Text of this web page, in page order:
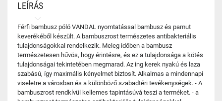
LEÍRÁS
Férfi bambusz póló VANDAL nyomtatással bambusz és pamut
keverékéből készült. A bambuszrost természetes antibakteriális
tulajdonságokkal rendelkezik. Meleg időben a bambusz
természetesen hűvös, hogy érintésre, és ez a tulajdonsága a kötés
tulajdonságai tekintetében megmarad. Az ing kerek nyakú és laza
szabású, így maximális kényelmet biztosít. Alkalmas a mindennapi
viseletre a városban és a különböző szabadtéri tevékenységek. - A
bambuszrost rendkívül kellemes tapintásúvá teszi a terméket. - a